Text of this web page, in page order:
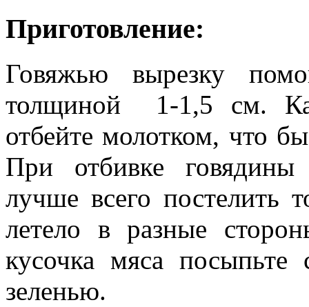
Приготовление:
Говяжью вырезку
толщиной 1-1,5 см.
отбейте молотком, что
При отбивке говядины
лучше всего постелить
летело в разные
кусочка мяса
зеленью.